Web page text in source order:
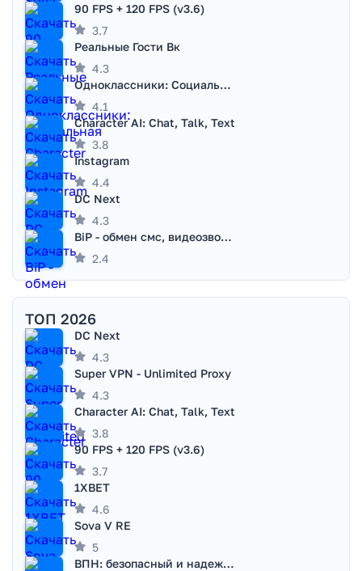
90 FPS + 120 FPS (v3.6)
3.7
Реальные Гости Вк
4.3
Одноклассники: Социальная сеть
4.1
Character AI: Chat, Talk, Text
3.8
Instagram
4.4
DC Next
4.3
BiP - обмен смс, видеозвонками
2.4
ТОП 2026
DC Next
4.3
Super VPN - Unlimited Proxy
4.3
Character AI: Chat, Talk, Text
3.8
90 FPS + 120 FPS (v3.6)
3.7
1XBET
4.6
Sova V RE
5
ВПН: безопасный и надежный VPN